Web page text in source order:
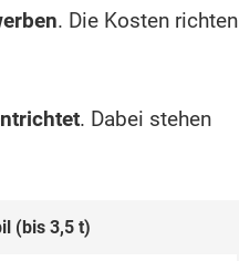
. Die Kosten richten
. Dabei stehen
(bis 3,5 t)